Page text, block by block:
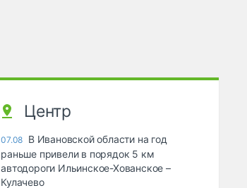
Центр
07.08 В Ивановской области на год
раньше привели в порядок 5 км
автодороги Ильинское-Хованское –
Кулачево